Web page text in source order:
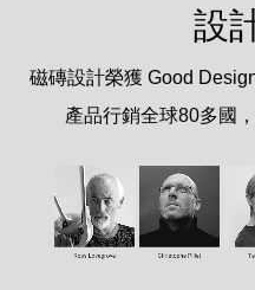
設
磁磚設計榮獲 Good
產品行銷全球80多國